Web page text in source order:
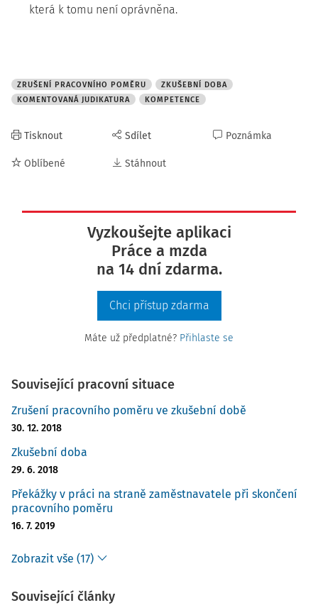
která k tomu není oprávněna.
ZRUŠENÍ PRACOVNÍHO POMĚRU
ZKUŠEBNÍ DOBA
KOMENTOVANÁ JUDIKATURA
KOMPETENCE
Tisknout
Oblíbené
Sdílet
Stáhnout
Poznámka
Vyzkoušejte aplikaci
Práce a mzda
na 14 dní zdarma.
Chci přístup zdarma
Máte už předplatné? Přihlaste se
Související pracovní situace
Zrušení pracovního poměru ve zkušební době
30. 12. 2018
Zkušební doba
29. 6. 2018
Překážky v práci na straně zaměstnavatele při skončení
pracovního poměru
16. 7. 2019
Zobrazit vše (17)
Související články